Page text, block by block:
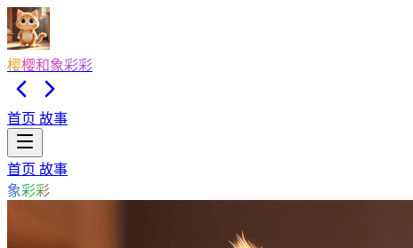
樱樱和象彩彩
首页 故事
首页 故事
象彩彩